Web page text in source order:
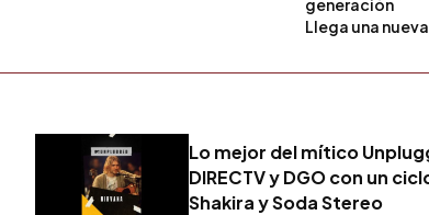
generación
Llega una
Lo mejor del mítico
DIRECTV y DGO con un
Shakira y Soda Stereo